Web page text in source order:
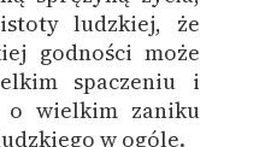
ludzkiej, że
godności może
spaczeniu i
wielkim zaniku
w ogóle.